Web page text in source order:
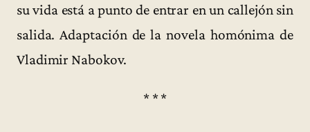
su vida está a punto de entrar en un callejón sin
salida. Adaptación de la novela homónima de
Vladimir Nabokov.
* * *